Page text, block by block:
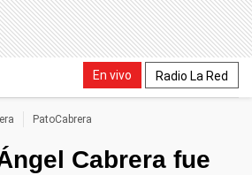
En vivo Radio La Red
PatoCabrera
Cabrera fue